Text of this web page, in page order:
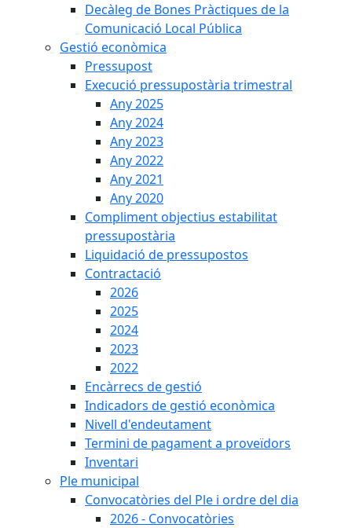
Decàleg de Bones Pràctiques de la
Comunicació Local Pública
Gestió econòmica
Pressupost
Execució pressupostària trimestral
Any 2025
Any 2024
Any 2023
Any 2022
Any 2021
Any 2020
Compliment objectius estabilitat
pressupostària
Liquidació de pressupostos
Contractació
2026
2025
2024
2023
2022
Encàrrecs de gestió
Indicadors de gestió econòmica
Nivell d'endeutament
Termini de pagament a proveïdors
Inventari
Ple municipal
Convocatòries del Ple i ordre del dia
2026 - Convocatòries